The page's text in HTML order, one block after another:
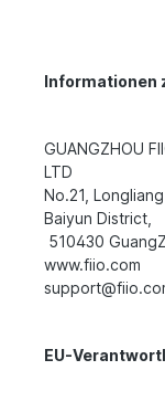
Informationen
GUANGZHOU
LTD
No.21,
Baiyun District,
510430
www.fiio.com
EU-